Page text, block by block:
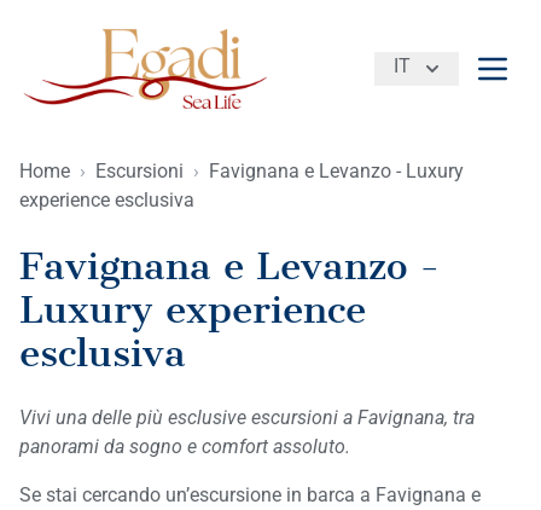
IT
Apri
Home › Escursioni › Favignana e Levanzo - Luxury
experience esclusiva
Favignana e Levanzo -
Luxury experience
esclusiva
Vivi una delle più esclusive escursioni a Favignana, tra
panorami da sogno e comfort assoluto.
Se stai cercando un’escursione in barca a Favignana e